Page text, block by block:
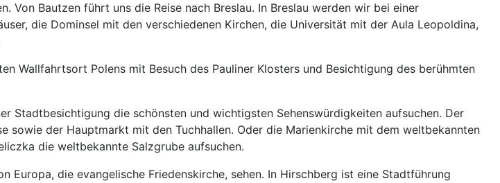
Von Bautzen führt uns die Reise nach Breslau. In Breslau werden wir bei einer
die Dominsel mit den verschiedenen Kirchen, die Universität mit der Aula Leopoldina,
Wallfahrtsort Polens mit Besuch des Pauliner Klosters und Besichtigung des berühmten
Stadtbesichtigung die schönsten und wichtigsten Sehenswürdigkeiten aufsuchen. Der
sowie der Hauptmarkt mit den Tuchhallen. Oder die Marienkirche mit dem weltbekannten
die weltbekannte Salzgrube aufsuchen.
die evangelische Friedenskirche, sehen. In Hirschberg ist eine Stadtführung